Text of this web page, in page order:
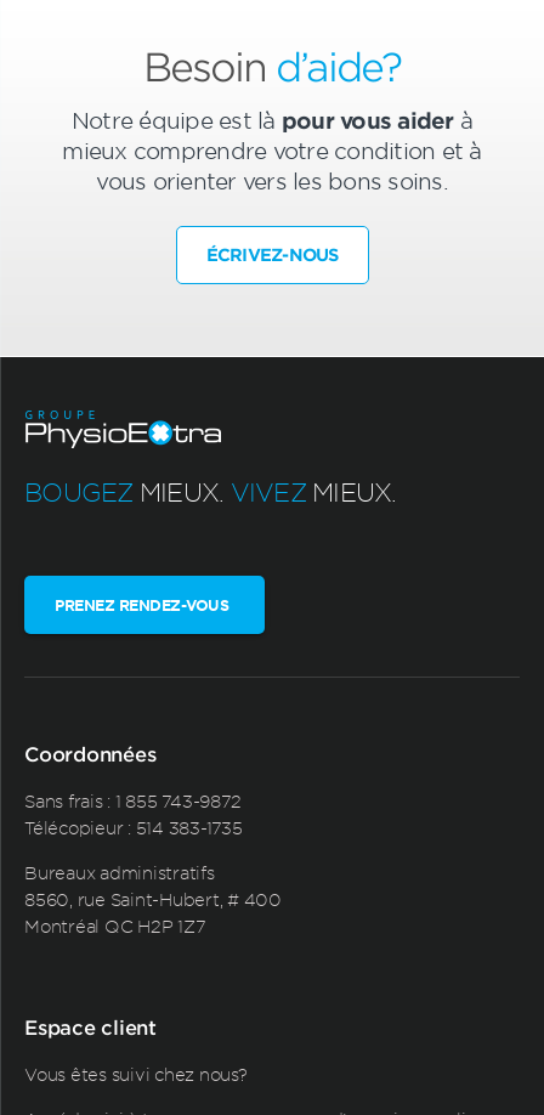
Besoin d’aide?
Notre équipe est là pour vous aiderà
mieux comprendre votre condition et à
vous orienter vers les bons soins.
ÉCRIVEZ-NOUS
BOUGEZ MIEUX. VIVEZ MIEUX.
PRENEZ RENDEZ-VOUS
Coordonnées
Sans frais : 1 855 743-9872
Télécopieur : 514 383-1735
Bureaux administratifs
8560, rue Saint-Hubert, # 400
Montréal QC H2P 1Z7
Espace client
Vous êtes suivi chez nous?